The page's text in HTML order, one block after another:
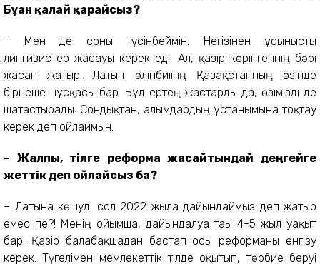
Бұған қалай қарайсыз?
– Мен де соны түсінбеймін. Негізінен ұсынысты
лингивистер жасауы керек еді. Ал, қазір көрінгеннің бәрі
жасап жатыр. Латын әліпбиінің Қазақстанның өзінде
бірнеше нұсқасы бар. Бұл ертең жастарды да, өзімізді де
шатастырады. Сондықтан, ғалымдардың ұстанымына тоқтау
керек деп ойлаймын.
– Жалпы, тілге реформа жасайтындай деңгейге
жеттік деп ойлайсыз ба?
– Латынға көшуді сол 2022 жылға дайындаймыз деп жатыр
емес пе?! Менің ойымша, дайындалуға тағы 4-5 жыл уақыт
бар. Қазір балабақшадан бастап осы реформаны енгізу
керек. Түгелімен мемлекеттік тілде оқытып, тәрбие беруі